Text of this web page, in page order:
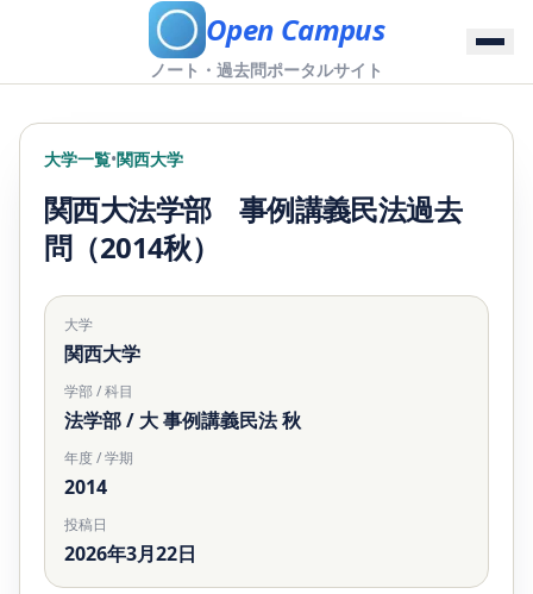
Open Campus
ノート・過去問ポータルサイト
大学一覧•関西大学
関西大法学部 事例講義民法過去
問（2014秋）
大学
関西大学
学部 / 科目
法学部 / 大 事例講義民法 秋
年度 / 学期
2014
投稿日
2026年3月22日